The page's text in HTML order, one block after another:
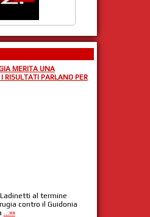
MERITA UNA
RISULTATI PARLANO PER
al termine
contro il Guidonia
...»»